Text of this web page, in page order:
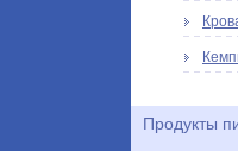
Продукты